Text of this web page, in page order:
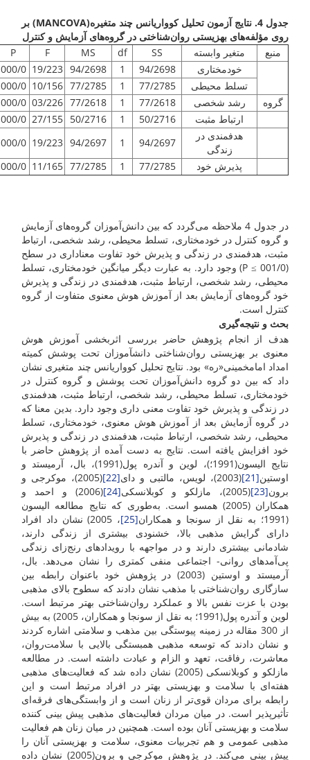
جدول 4. نتایج آزمون تحلیل کوواریانس چند متغیره( MANCOVA) بر
روی مؤلفه‌های بهزیستی روان‌شناختی در گروه‌های آزمایش و کنترل
منبع
متغیر وابسته SS
df
MS
F
P
خودمختاری
94/2698
1
94/2698
19/223
000/0
تسلط محیطی
77/2785
1
77/2785
10/156
000/0
گروه
رشد شخصی 77/2618
1
77/2618
03/226
000/0
ارتباط مثبت
50/2716
1
50/2716
27/155
000/0
هدفمندی در
زندگی
94/2697
1
94/2697
19/223
000/0
پذیرش خود
77/2785
1
77/2785
11/165
000/0
در جدول 4 ملاحظه می‌گردد که بین دانش‌آموزان گروه‌های آزمایش
و گروه کنترل در خودمختاری، تسلط محیطی، رشد شخصی، ارتباط
مثبت، هدفمندی در زندگی و پذیرش خود تفاوت معناداری در سطح
(001/0 ≥ P) وجود دارد. به عبارت دیگر میانگین خودمختاری، تسلط
محیطی، رشد شخصی، ارتباط مثبت، هدفمندی در زندگی و پذیرش
خود گروه‌های آزمایش بعد از آموزش هوش معنوی متفاوت از گروه
کنترل است.
بحث و نتیجه‌گیری
هدف از انجام پژوهش حاضر بررسی اثربخشی آموزش هوش
معنوی بر بهزیستی روان‌شناختی دانش­آموزان تحت پوشش کمیته
امداد امام­خمینی«ره» بود. نتایج تحلیل کوواریانس چند متغیری نشان
داد که بین دو گروه دانش‌آموزان تحت پوشش و گروه کنترل در
خودمختاری، تسلط محیطی، رشد شخصی، ارتباط مثبت، هدفمندی
در زندگی و پذیرش خود تفاوت معنی داری وجود دارد. بدین معنا که
در گروه آزمایش بعد از آموزش هوش معنوی، خودمختاری، تسلط
محیطی، رشد شخصی، ارتباط مثبت، هدفمندی در زندگی و پذیرش
خود افزایش یافته است. نتایج به دست آمده از پژوهش حاضر با
نتایج الیسون(‌1991؛)، لوین و آندره پول(1991)، بال، آرمیستد و
اوستین[21] (2003)، لویس، مالتبی و دای [22]
(2005)، موکرجی و
برون[23] (2005)، مازلکو و کوبلانسکی [24]
(2006) و احمد و
همکاران (2005) همسو است. به‌طوری که نتایج مطالعه الیسون
(1991؛ به نقل از سونجا و همکاران
[25]
، 2005) نشان داد افراد
دارای گرایش مذهبی بالا،‌ خشنودی بیشتری از زندگی دارند،‌
شادمانی بیشتری دارند و در مواجهه با رویدادهای رنج‌زای زندگی
پی‌آمدهای روانی- اجتماعی منفی کمتری را نشان می‌دهد. بال،
آرمیستد و اوستین (2003) در پژوهش خود باعنوان رابطه بین
سازگاری روان‌شناختی با مذهب نشان دادند که سطوح بالای مذهبی
بودن با عزت نفس بالا و عملکرد روان‌شناختی بهتر مرتبط است.
لوین و آندره پول(1991؛ به نقل از سونجا و همکاران، 2005) به بیش
از 300 مقاله در زمینه پیوستگی بین مذهب و سلامتی اشاره کردند
و نشان دادند که توسعه مذهبی همبستگی بالایی با سلامت‌روان،
معاشرت، رفاقت، تعهد و الزام و عبادت داشته است. در مطالعه
مازلکو و کوبلانسکی (2005) نشان داده شد که فعالیت‌های مذهبی
هفته‌ای با سلامت و بهزیستی بهتر در افراد مرتبط است و این
رابطه برای مردان قوی‌تر از زنان است و از وابستگی‌های فرقه‌ای
تأثیرپذیر است. در میان مردان فعالیت‌های مذهبی پیش بینی کننده
سلامت و بهزیستی آنان بوده است. همچنین در میان زنان هم فعالیت
مذهبی عمومی ‌و هم تجربیات معنوی، سلامت و بهزیستی آنان را
پیش بینی می‌کند. در پژوهش موکرجی و برون(2005) نشان داده